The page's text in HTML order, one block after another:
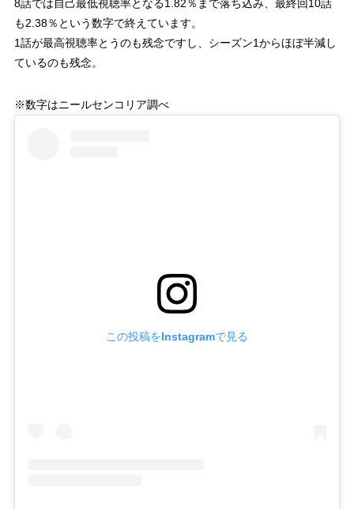
8話では自己最低視聴率となる1.82％まで落ち込み、最終回10話
も2.38％という数字で終えています。
1話が最高視聴率とうのも残念ですし、シーズン1からほぼ半減し
ているのも残念。
※数字はニールセンコリア調べ
この投稿をInstagramで見る